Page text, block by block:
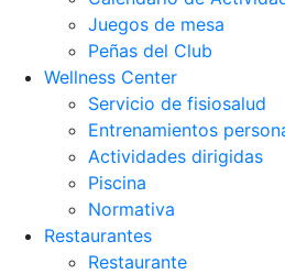
Juegos de mesa
Peñas del Club
Wellness Center
Servicio de fisiosalud
Entrenamientos
Actividades dirigidas
Piscina
Normativa
Restaurantes
Restaurante